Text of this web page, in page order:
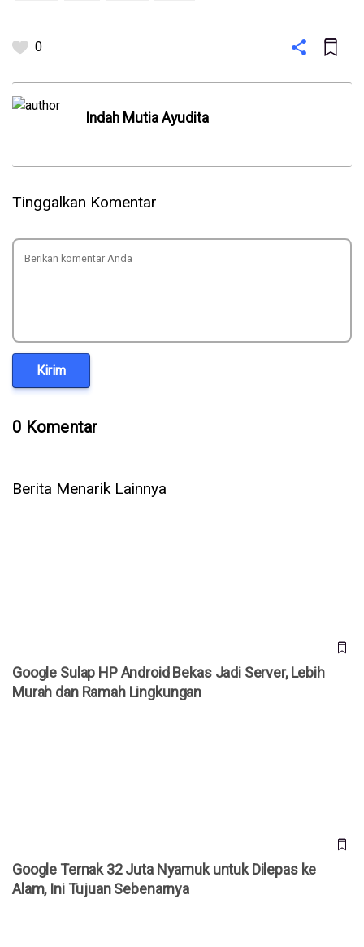
0
Indah Mutia Ayudita
Tinggalkan Komentar
Kirim
0 Komentar
Berita Menarik Lainnya
Google Sulap HP Android Bekas Jadi Server, Lebih
Murah dan Ramah Lingkungan
Google Ternak 32 Juta Nyamuk untuk Dilepas ke
Alam, Ini Tujuan Sebenarnya